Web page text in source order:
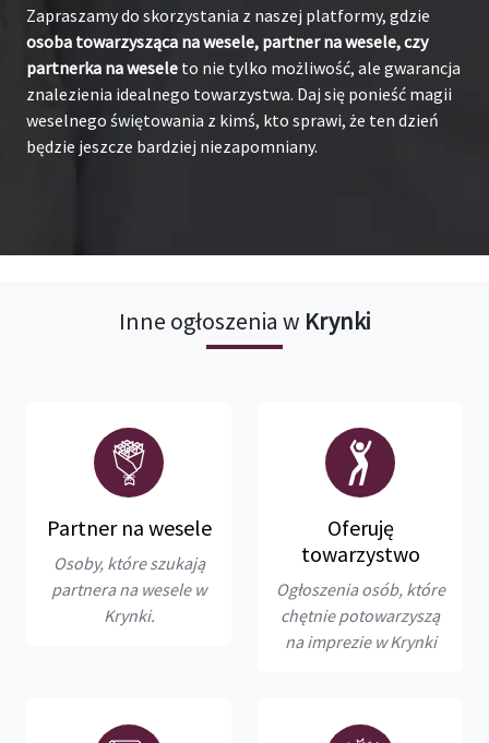
Zapraszamy do skorzystania z naszej platformy, gdzie
osoba towarzysząca na wesele, partner na wesele, czy
partnerka na wesele to nie tylko możliwość, ale gwarancja
znalezienia idealnego towarzystwa. Daj się ponieść magii
weselnego świętowania z kimś, kto sprawi, że ten dzień
będzie jeszcze bardziej niezapomniany.
Inne ogłoszenia w Krynki
Partner na wesele
Osoby, które szukają
partnera na wesele w
Krynki.
Oferuję
towarzystwo
Ogłoszenia osób, które
chętnie potowarzyszą
na imprezie w Krynki